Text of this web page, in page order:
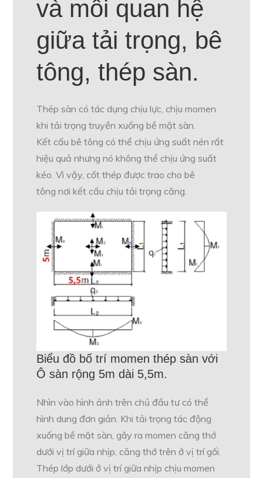
và mối quan hệ
giữa tải trọng, bê
tông, thép sàn.
Thép sàn có tác dụng chịu lực, chịu momen
khi tải trọng truyền xuống bề mặt sàn.
Kết cấu bê tông có thể chịu ứng suất nén rất
hiệu quả nhưng nó không thể chịu ứng suất
kéo. Vì vậy, cốt thép được trao cho bê
tông nơi kết cấu chịu tải trọng căng.
Biểu đồ bố trí momen thép sàn với
Ô sàn rộng 5m dài 5,5m.
Nhìn vào hình ảnh trên chủ đầu tư có thể
hình dung đơn giản. Khi tải trọng tác động
xuống bề mặt sàn, gây ra momen căng thớ
dưới vị trí giữa nhịp, căng thớ trên ở vị trí gối.
Thép lớp dưới ở vị trí giữa nhịp chịu momen